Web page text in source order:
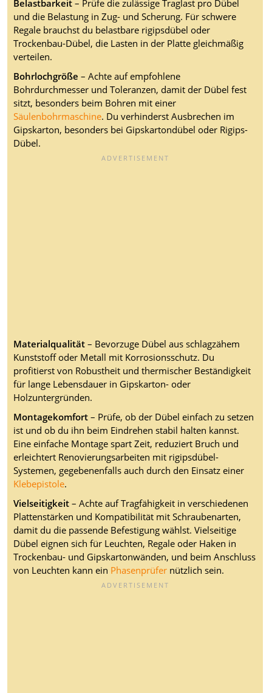
Belastbarkeit– Prüfe die zulässige Traglast pro Dübel
und die Belastung in Zug- und Scherung. Für schwere
Regale brauchst du belastbare rigipsdübel oder
Trockenbau-Dübel, die Lasten in der Platte gleichmäßig
verteilen.
Bohrlochgröße – Achte auf empfohlene
Bohrdurchmesser und Toleranzen, damit der Dübel fest
sitzt, besonders beim Bohren mit einer
Säulenbohrmaschine. Du verhinderst Ausbrechen im
Gipskarton, besonders bei Gipskartondübel oder Rigips-
Dübel.
Materialqualität– Bevorzuge Dübel aus schlagzähem
Kunststoff oder Metall mit Korrosionsschutz. Du
profitierst von Robustheit und thermischer Beständigkeit
für lange Lebensdauer in Gipskarton- oder
Holzuntergründen.
Montagekomfort– Prüfe, ob der Dübel einfach zu setzen
ist und ob du ihn beim Eindrehen stabil halten kannst.
Eine einfache Montage spart Zeit, reduziert Bruch und
erleichtert Renovierungsarbeiten mit rigipsdübel-
Systemen, gegebenenfalls auch durch den Einsatz einer
Klebepistole.
Vielseitigkeit– Achte auf Tragfähigkeit in verschiedenen
Plattenstärken und Kompatibilität mit Schraubenarten,
damit du die passende Befestigung wählst. Vielseitige
Dübel eignen sich für Leuchten, Regale oder Haken in
Trockenbau- und Gipskartonwänden, und beim Anschluss
von Leuchten kann ein Phasenprüfer nützlich sein.